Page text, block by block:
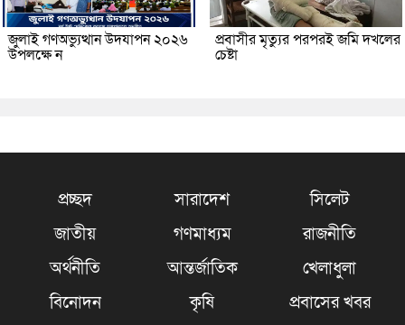
জুলাই গণঅভ্যুত্থান উদযাপন ২০২৬
উপলক্ষে ন
প্রবাসীর মৃত্যুর পরপরই জমি দখলের
চেষ্টা
প্রচ্ছদ সারাদেশ
সিলেট
জাতীয়
গণমাধ্যম
রাজনীতি
অর্থনীতি
আন্তর্জাতিক
খেলাধুলা
বিনোদন
কৃষি
প্রবাসের খবর